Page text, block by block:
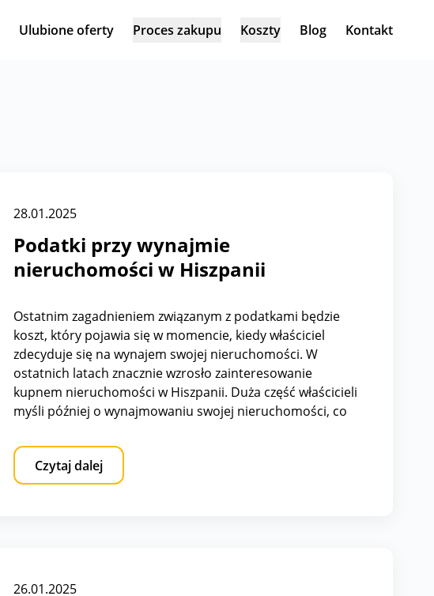
Ulubione oferty Proces zakupu Koszty Blog Kontakt
28.01.2025
Podatki przy wynajmie
nieruchomości w Hiszpanii
Ostatnim zagadnieniem związanym z podatkami będzie
koszt, który pojawia się w momencie, kiedy właściciel
zdecyduje się na wynajem swojej nieruchomości. W
ostatnich latach znacznie wzrosło zainteresowanie
kupnem nieruchomości w Hiszpanii. Duża część właścicieli
myśli później o wynajmowaniu swojej nieruchomości, co
nie można zapominać, że w Hiszpanii, tak jak w Polsce,
również trzeba odprowadzić od tego podatek.
Czytaj dalej